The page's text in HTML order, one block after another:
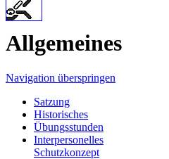
Allgemeines
Navigation überspringen
Satzung
Historisches
Übungsstunden
Interpersonelles
Schutzkonzept